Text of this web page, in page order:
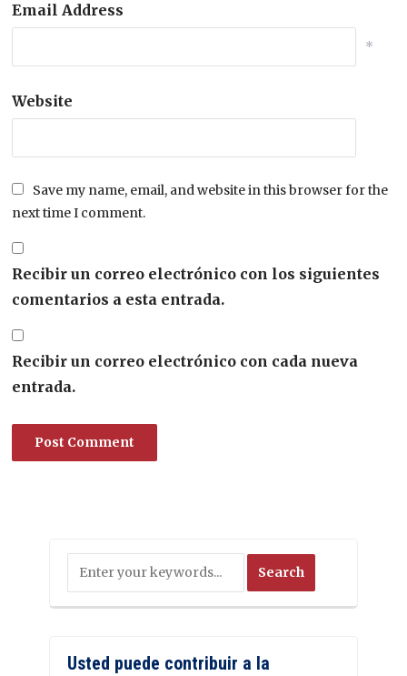
Email Address
*
Website
Save my name, email, and website in this browser for the
next time I comment.
Recibir un correo electrónico con los siguientes
comentarios a esta entrada.
Recibir un correo electrónico con cada nueva
entrada.
Usted puede contribuir a la